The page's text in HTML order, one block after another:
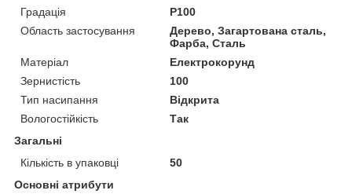
Градація
P100
Область застосування
Дерево, Загартована сталь,
Фарба, Сталь
Матеріал
Електрокорунд
Зернистість
100
Тип насипання
Відкрита
Вологостійкість
Так
Загальні
Кількість в упаковці
50
Основні атрибути